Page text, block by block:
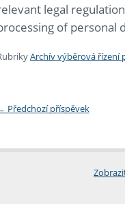
legal
of personal
Archív výběrová řízení
Předchozí příspěvek